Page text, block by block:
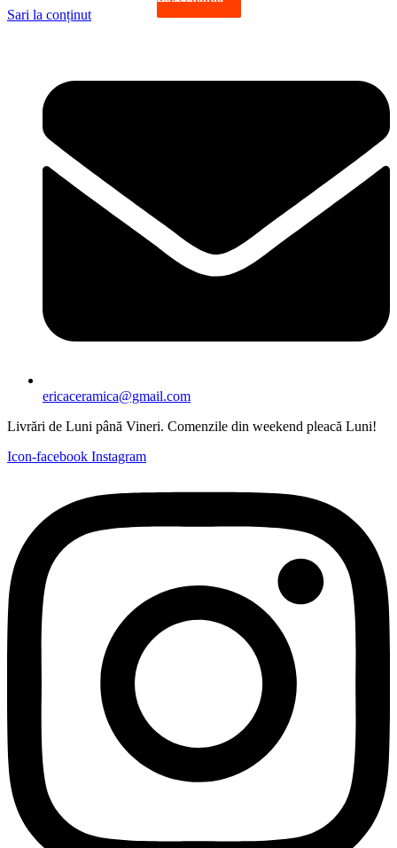
Sari la conținut
ericaceramica@gmail.com
Livrări de Luni până Vineri. Comenzile din weekend pleacă Luni!
Icon-facebook Instagram